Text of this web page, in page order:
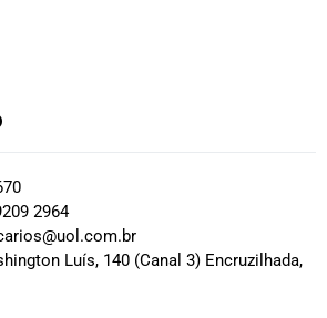
2964
Luís, 140 (Canal 3) Encruzilhada,